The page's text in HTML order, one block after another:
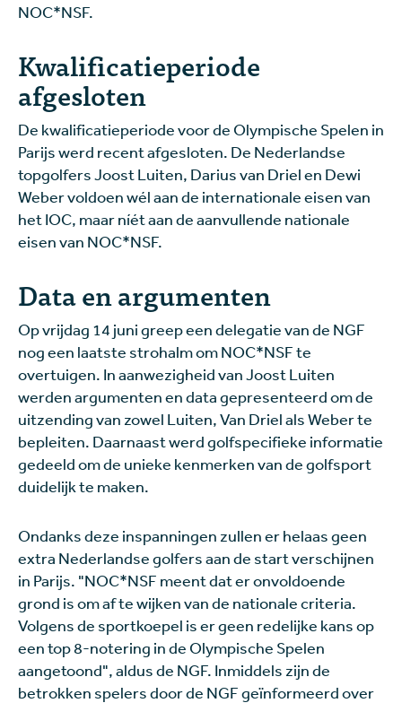
NOC*NSF.
Kwalificatieperiode
afgesloten
De kwalificatieperiode voor de Olympische Spelen in
Parijs werd recent afgesloten. De Nederlandse
topgolfers Joost Luiten, Darius van Driel en Dewi
Weber voldoen wél aan de internationale eisen van
het IOC, maar níét aan de aanvullende nationale
eisen van NOC*NSF.
Data en argumenten
Op vrijdag 14 juni greep een delegatie van de NGF
nog een laatste strohalm om NOC*NSF te
overtuigen. In aanwezigheid van Joost Luiten
werden argumenten en data gepresenteerd om de
uitzending van zowel Luiten, Van Driel als Weber te
bepleiten. Daarnaast werd golfspecifieke informatie
gedeeld om de unieke kenmerken van de golfsport
duidelijk te maken.
Ondanks deze inspanningen zullen er helaas geen
extra Nederlandse golfers aan de start verschijnen
in Parijs. "NOC*NSF meent dat er onvoldoende
grond is om af te wijken van de nationale criteria.
Volgens de sportkoepel is er geen redelijke kans op
een top 8-notering in de Olympische Spelen
aangetoond", aldus de NGF. Inmiddels zijn de
betrokken spelers door de NGF geïnformeerd over